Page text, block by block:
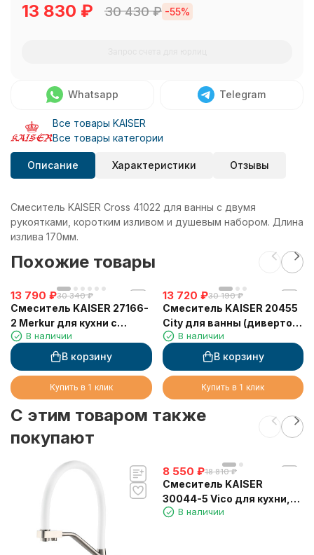
13 830 ₽ 30 430₽ -55%
Whatsapp Telegram
Все товары KAISER
Все товары категории
Описание Характеристики Отзывы
Смеситель KAISER Cross 41022 для ванны с двумя
рукоятками, коротким изливом и душевым набором. Длина
излива 170мм.
Похожие товары
13 790 ₽30 340 ₽
Смеситель KAISER 27166-
2 Merkur для кухни с
выдвижным изливом
В наличии
В корзину
Купить в 1 клик
13 720 ₽30 190 ₽
Смеситель KAISER 20455
City для ванны (дивертор
317)В наличии
В корзину
Купить в 1 клик
C этим товаром также
покупают
8 550 ₽18 810 ₽
Смеситель KAISER
30044-5 Vico для кухни,
серебро
В наличии